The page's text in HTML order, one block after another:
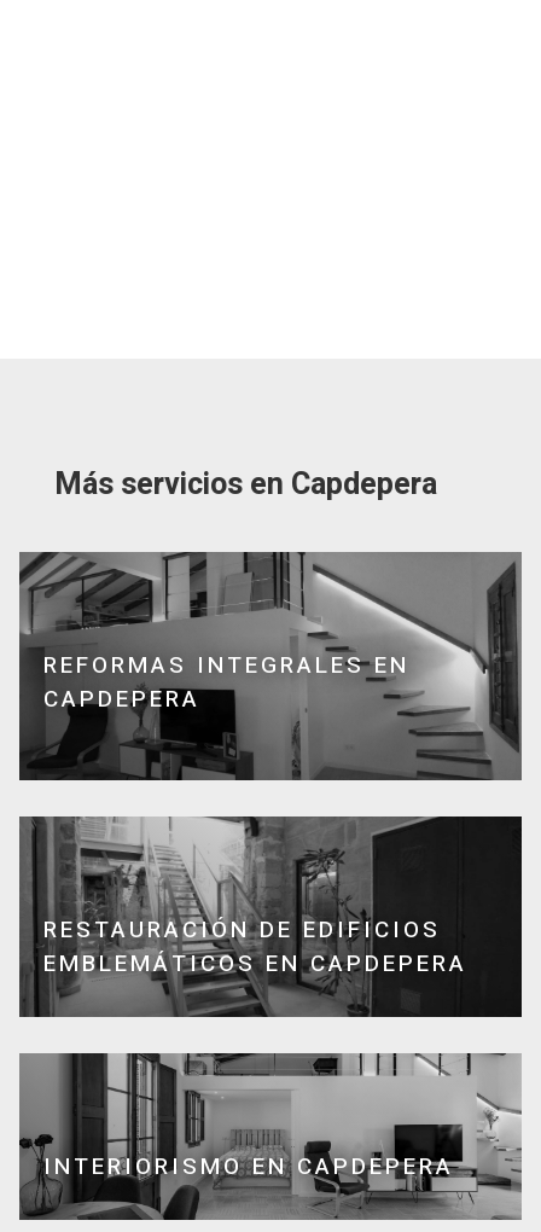
Más servicios en Capdepera
REFORMAS INTEGRALES EN
CAPDEPERA
RESTAURACIÓN DE EDIFICIOS
EMBLEMÁTICOS EN CAPDEPERA
INTERIORISMO EN CAPDEPERA